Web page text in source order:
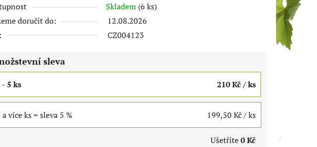
Skladem (6 ks)
doručit do:
12.08.2026
CZ004123
sleva
- 5 ks 210 Kč/ ks
a více ks = sleva 5 % 199,50 Kč/ ks
Ušetříte0 Kč